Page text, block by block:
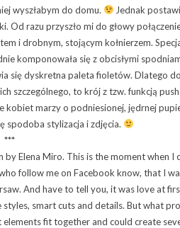
wyszłabym do domu.
Jednak
Od razu przyszło mi do głowy
i drobnym, stojącym kołnierzem.
komponowała się z obcisłymi
się dyskretna paleta fioletów. Dlatego
szczególnego, to krój z tzw. funkcją
kobiet marzy o podniesionej, jędrnej
spodoba stylizacja i zdjęcia.
***
Elena Miro. This is the moment when I
follow me on Facebook know, that I
And have to tell you, it was love at
smart cuts and details. But what
fit together and could create